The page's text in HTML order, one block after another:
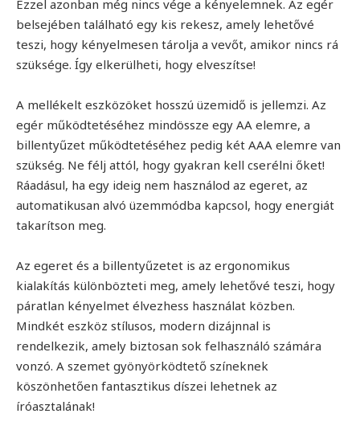
Ezzel azonban még nincs vége a kényelemnek. Az egér
belsejében található egy kis rekesz, amely lehetővé
teszi, hogy kényelmesen tárolja a vevőt, amikor nincs rá
szüksége. Így elkerülheti, hogy elveszítse!
A mellékelt eszközöket hosszú üzemidő is jellemzi. Az
egér működtetéséhez mindössze egy AA elemre, a
billentyűzet működtetéséhez pedig két AAA elemre van
szükség. Ne félj attól, hogy gyakran kell cserélni őket!
Ráadásul, ha egy ideig nem használod az egeret, az
automatikusan alvó üzemmódba kapcsol, hogy energiát
takarítson meg.
Az egeret és a billentyűzetet is az ergonomikus
kialakítás különbözteti meg, amely lehetővé teszi, hogy
páratlan kényelmet élvezhess használat közben.
Mindkét eszköz stílusos, modern dizájnnal is
rendelkezik, amely biztosan sok felhasználó számára
vonzó. A szemet gyönyörködtető színeknek
köszönhetően fantasztikus díszei lehetnek az
íróasztalának!